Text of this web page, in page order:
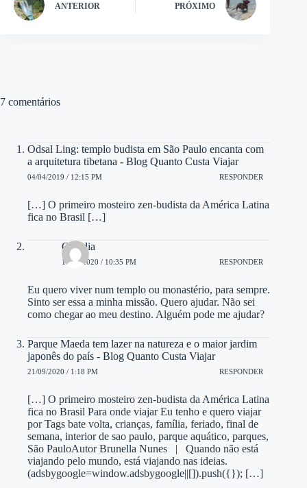
ANTERIOR PRÓXIMO
7 comentários
Odsal Ling: templo budista em São Paulo encanta com
a arquitetura tibetana - Blog Quanto Custa Viajar
04/04/2019 / 12:15 PM RESPONDER
[…] O primeiro mosteiro zen-budista da América Latina
fica no Brasil […]
Claudia
17/08/2020 / 10:35 PM RESPONDER
Eu quero viver num templo ou monastério, para sempre.
Sinto ser essa a minha missão. Quero ajudar. Não sei
como chegar ao meu destino. Alguém pode me ajudar?
Parque Maeda tem lazer na natureza e o maior jardim
japonês do país - Blog Quanto Custa Viajar
21/09/2020 / 1:18 PM RESPONDER
[…] O primeiro mosteiro zen-budista da América Latina
fica no Brasil Para onde viajar Eu tenho e quero viajar
por Tags bate volta, crianças, família, feriado, final de
semana, interior de sao paulo, parque aquático, parques,
São PauloAutor Brunella Nunes | Quando não está
viajando pelo mundo, está viajando nas ideias.
(adsbygoogle=window.adsbygoogle||[]).push({}); […]